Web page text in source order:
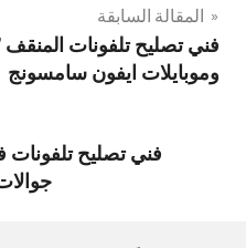
تصفّح
المقالات
المقالة السابقة
وموبايلات ايفون سامسونج